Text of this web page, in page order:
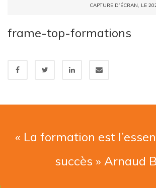
CAPTURE D’ÉCRAN, LE
frame-top-formations
« La formation est
succès » Arnaud